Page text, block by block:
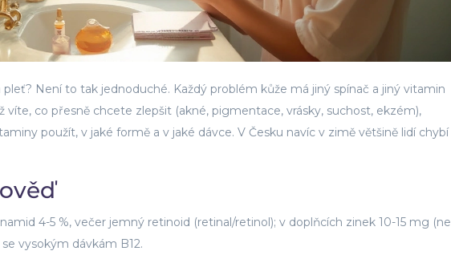
pleť? Není to tak jednoduché. Každý problém kůže má jiný spínač a jiný vitamin
víte, co přesně chcete zlepšit (akné, pigmentace, vrásky, suchost, ekzém),
použít, v jaké formě a v jaké dávce. V Česku navíc v zimě většině lidí chybí
4-5 %, večer jemný retinoid (retinal/retinol); v doplňcích zinek 10-15 mg (ne
vysokým dávkám B12.